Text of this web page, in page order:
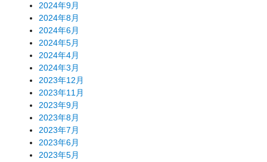
2024年9月
2024年8月
2024年6月
2024年5月
2024年4月
2024年3月
2023年12月
2023年11月
2023年9月
2023年8月
2023年7月
2023年6月
2023年5月